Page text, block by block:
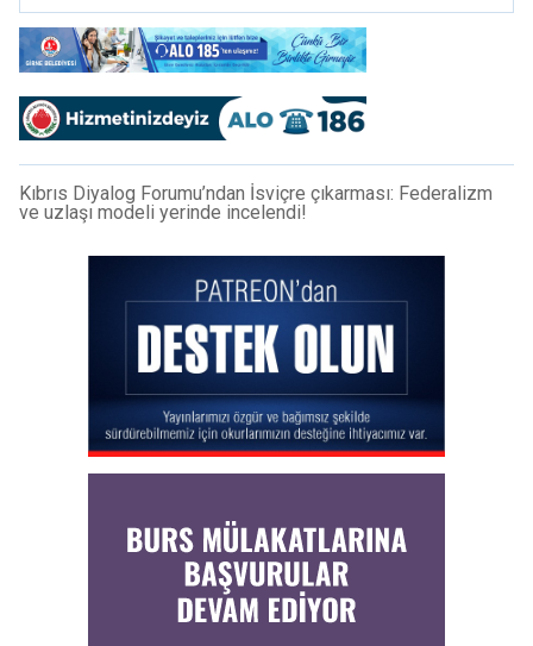
Kıbrıs Diyalog Forumu’ndan İsviçre çıkarması: Federalizm
ve uzlaşı modeli yerinde incelendi!